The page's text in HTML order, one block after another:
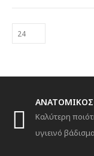
πολλαπλές
παραλλαγές.
Οι
επιλογές
σελίδα
προϊόντος
Καλύτερη
υγιεινό